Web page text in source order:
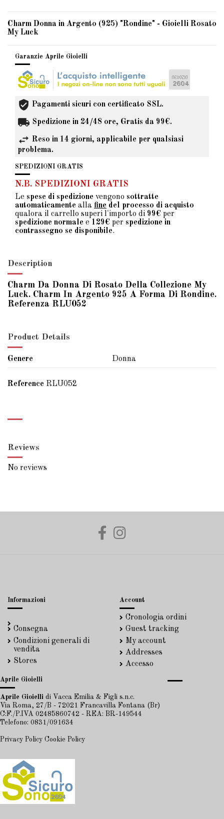
Charm Donna in Argento (925) "Rondine" - Gioielli Rosato
My Luck
Garanzie Aprile Gioielli
Pagamenti sicuri con certificato SSL.
Spedizione in 24/48 ore, Gratis da 99€.
Reso in 14 giorni, applicabile per qualsiasi
problema.
SPEDIZIONI GRATIS
N.B. SPEDIZIONI GRATIS
Le spese di spedizione vengono sottratte
automaticamente alla fine del processo di acquisto
qualora il carrello superi l'importo di 99€ per
spedizione normale e 129€ per spedizione in
contrassegno se disponibile.
Description
Charm Da Donna Di Rosato Della Collezione My
Luck. Charm In Argento 925 A Forma Di Rondine.
Referenza RLU052
Product Details
Genere Donna
Reference RLU052
Reviews
No reviews
Informazioni
Consegna
Condizioni generali di
vendita
Stores
Account
Cronologia ordini
Guest tracking
My account
Addresses
Accesso
Aprile Gioielli
Aprile Gioielli di Vacca Emilia & Figli s.n.c.
Via Roma, 27/B - 72021 Francavilla Fontana (Br)
C:F./P.IVA 02485860742 - REA: BR-149544
Telefono: 0831/091634
Privacy Policy Cookie Policy